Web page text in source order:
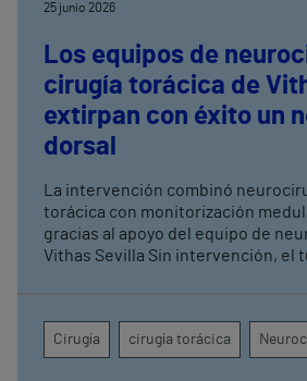
25 junio 2026
Los equipos de
cirugía torácica de
extirpan con éxito un
dorsal
La intervención combinó
torácica con monitorización
gracias al apoyo del equipo de
Vithas Sevilla Sin intervención, el tumor
cadera hasta la región perianal
Cirugía cirugía torácica